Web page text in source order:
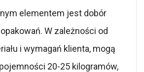
elementem jest dobór
W zależności od
i wymagań klienta, mogą
20-25 kilogramów,